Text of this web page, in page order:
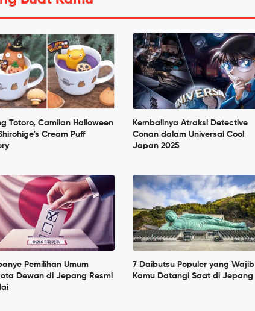
Totoro, Camilan Halloween
Cream Puff
Kembalinya Atraksi Detective
Conan dalam Universal Cool
Japan 2025
Pemilihan Umum
Dewan di Jepang Resmi
7 Daibutsu Populer yang Wajib
Kamu Datangi Saat di Jepang